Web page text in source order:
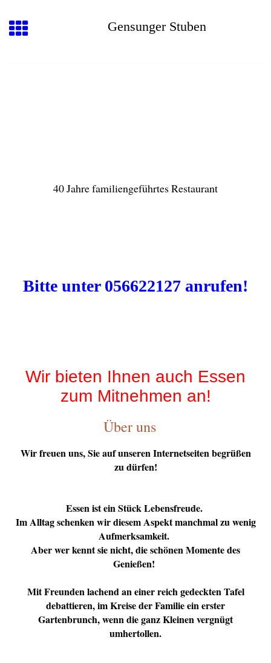
Gensunger Stuben
40 Jahre familiengeführtes Restaurant
Bitte unter 056622127 anrufen!
Wir bieten Ihnen auch Essen
zum Mitnehmen an!
Über uns
Wir freuen uns, Sie auf unseren Internetseiten begrüßen
zu dürfen!
Essen ist ein Stück Lebensfreude.
Im Alltag schenken wir diesem Aspekt manchmal zu wenig
Aufmerksamkeit.
Aber wer kennt sie nicht, die schönen Momente des
Genießen!
Mit Freunden lachend an einer reich gedeckten Tafel
debattieren, im Kreise der Familie ein erster
Gartenbrunch, wenn die ganz Kleinen vergnügt
umhertollen.